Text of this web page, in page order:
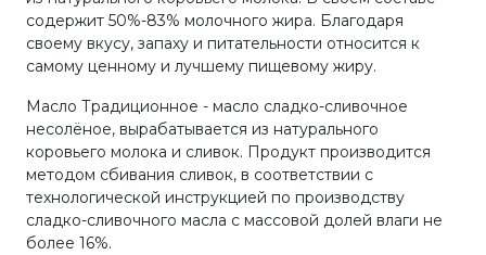
содержит 50%-83% молочного жира. Благодаря
своему вкусу, запаху и питательности относится к
самому ценному и лучшему пищевому жиру.
Масло Традиционное - масло сладко-сливочное
несолёное, вырабатывается из натурального
коровьего молока и сливок. Продукт производится
методом сбивания сливок, в соответствии с
технологической инструкцией по производству
сладко-сливочного масла с массовой долей влаги не
более 16%.